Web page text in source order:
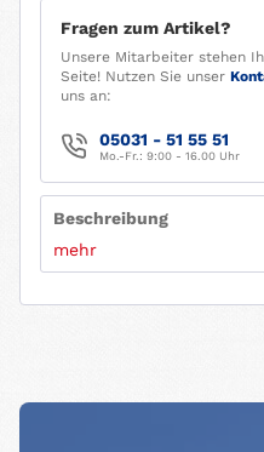
Fragen zum Artikel?
Unsere Mitarbeiter stehen
Seite! Nutzen Sie unser
uns an:
05031 - 51 55 51
Mo.-Fr.: 9:00 - 16.00 Uhr
Beschreibung
mehr